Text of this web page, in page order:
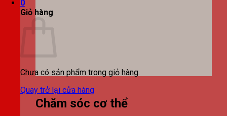
0
Giỏ hàng
Chưa có sản phẩm trong giỏ hàng.
Quay trở lại cửa hàng
Chăm sóc cơ thể